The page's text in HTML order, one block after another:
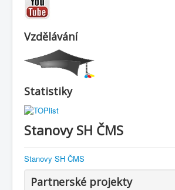
Vzdělávání
Statistiky
Stanovy SH ČMS
Stanovy SH ČMS
Partnerské projekty